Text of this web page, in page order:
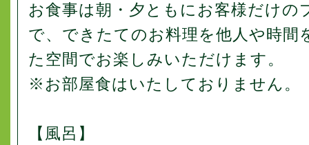
お食事は朝・夕ともにお客様だけ
で、できたてのお料理を他人や時間
た空間でお楽しみいただけます。
※お部屋食はいたしておりません。
【風呂】